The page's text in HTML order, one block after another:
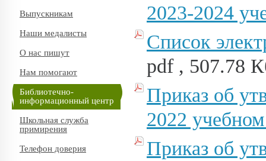
Выпускникам
Наши медалисты
О нас пишут
Нам помогают
Библиотечно-
информационный центр
Школьная служба
примирения
Телефон доверия
2023-2024
Список
pdf , 507.78
Приказ об
2022
Приказ об